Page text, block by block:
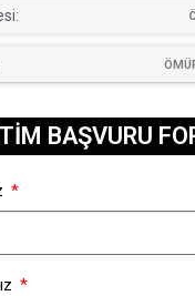
BAŞVURU